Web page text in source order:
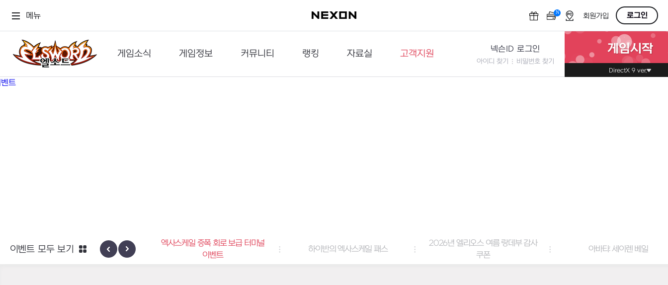
메뉴 N OFF회원가입 로그인
게임소식
공지사항
게임정보
세계관
커뮤니티
이슈게시판
랭킹
던전랭킹
자료실
다운로드
고객지원
문의하기
넥슨ID 로그인
아이디 찾기 비밀번호 찾기
게임시작
DirectX 9 ver.
신규 지역 네블론
엑사스케일 증폭 회로 보급 터미널
하이반의 엑사스케일 패스
2026년 엘리오스 여름 랑데부 감사
아바타: 세이렌 베일
이벤트 모두 보기